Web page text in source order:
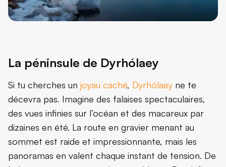
La péninsule de Dyrhólaey
Si tu cherches un joyau caché, Dyrhólaey ne te
décevra pas. Imagine des falaises spectaculaires,
des vues infinies sur l’océan et des macareux par
dizaines en été. La route en gravier menant au
sommet est raide et impressionnante, mais les
panoramas en valent chaque instant de tension. De